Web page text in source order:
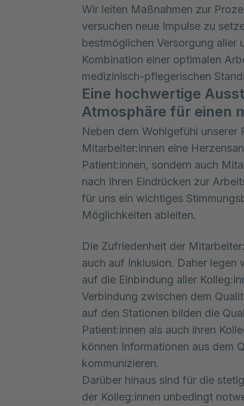
Wir leiten Maßnahmen zur
versuchen neue Impulse zu
bestmöglichen Versorgung aller
Kombination einer optimalen
medizinisch-pflegerischen
Eine hochwertige
Atmosphäre für einen
Neben dem Wohlgefühl unserer
Mitarbeiter:innen eine
Patient:innen, sondern auch
nach Ihren Eindrücken zur
für uns ein wichtiges
Möglichkeiten ableiten.
Die Zufriedenheit der
auch auf Inklusion. Daher
auf die Einbindung aller
Verbindung zwischen dem
auf den Stationen bilden die
Patient:innen als auch ihren
können Informationen aus dem
kommunizieren.
Darüber hinaus sind für die
der Kolleg:innen unbedingt